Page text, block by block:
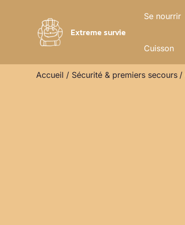
Extreme survie
Se nourrir
Cuisson
Accueil Sécurité & premiers secours